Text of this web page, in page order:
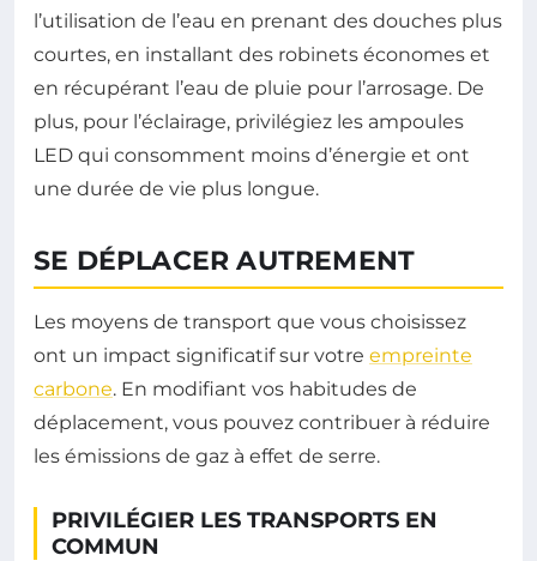
l’utilisation de l’eau en prenant des douches plus
courtes, en installant des robinets économes et
en récupérant l’eau de pluie pour l’arrosage. De
plus, pour l’éclairage, privilégiez les ampoules
LED qui consomment moins d’énergie et ont
une durée de vie plus longue.
SE DÉPLACER AUTREMENT
Les moyens de transport que vous choisissez
ont un impact significatif sur votre empreinte
carbone. En modifiant vos habitudes de
déplacement, vous pouvez contribuer à réduire
les émissions de gaz à effet de serre.
PRIVILÉGIER LES TRANSPORTS EN
COMMUN